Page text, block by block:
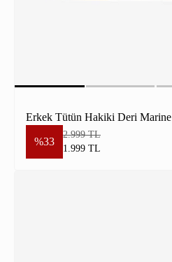
Erkek Tütün Hakiki Deri Marine
%33
2.999 TL
1.999 TL